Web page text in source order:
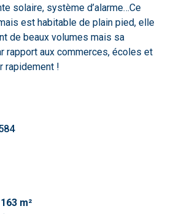
solaire, système d’alarme…Ce
est habitable de plain pied, elle
de beaux volumes mais sa
rapport aux commerces, écoles et
rapidement !
163 m²